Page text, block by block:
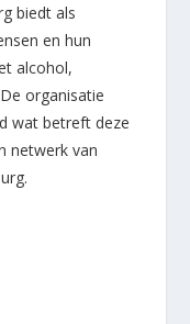
biedt als
en hun
alcohol,
organisatie
wat betreft deze
netwerk van